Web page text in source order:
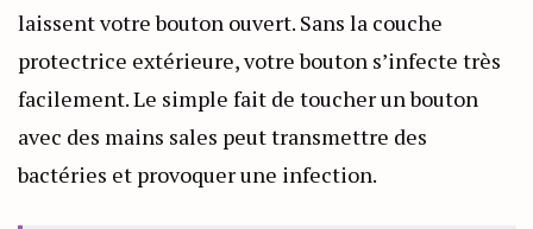
laissent votre bouton ouvert. Sans la couche
protectrice extérieure, votre bouton s’infecte très
facilement. Le simple fait de toucher un bouton
avec des mains sales peut transmettre des
bactéries et provoquer une infection.